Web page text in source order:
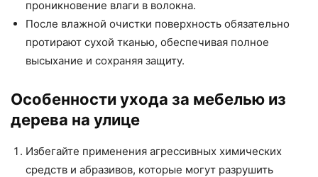
проникновение влаги в волокна.
После влажной очистки поверхность обязательно
протирают сухой тканью, обеспечивая полное
высыхание и сохраняя защиту.
Особенности ухода за мебелью из
дерева на улице
Избегайте применения агрессивных химических
средств и абразивов, которые могут разрушить